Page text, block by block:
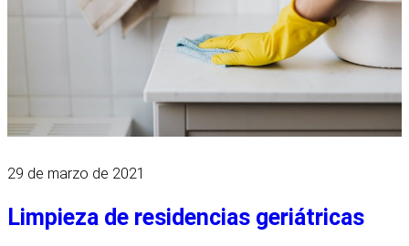
29 de marzo de 2021
Limpieza de residencias geriátricas